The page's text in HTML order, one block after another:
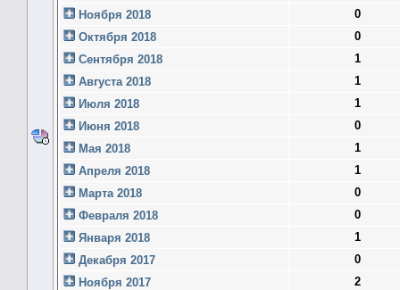
Ноября 2018
0
Октября 2018
0
Сентября 2018
1
Августа 2018
1
Июля 2018
1
Июня 2018
0
Мая 2018
1
Апреля 2018
1
Марта 2018
0
Февраля 2018
0
Января 2018
1
Декабря 2017
0
Ноября 2017
2